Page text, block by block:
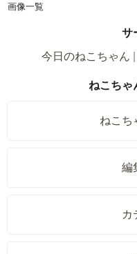
画像一覧
サ
今日のねこちゃん
ねこちゃ
ねこち
編
カ